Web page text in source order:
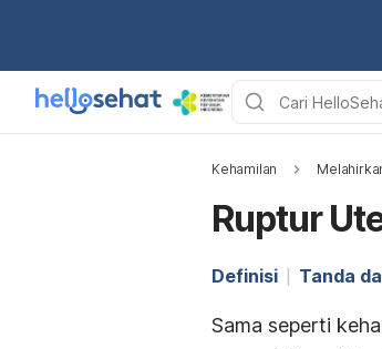
Kehamilan
Ruptur
Definisi Tanda
Sama seperti